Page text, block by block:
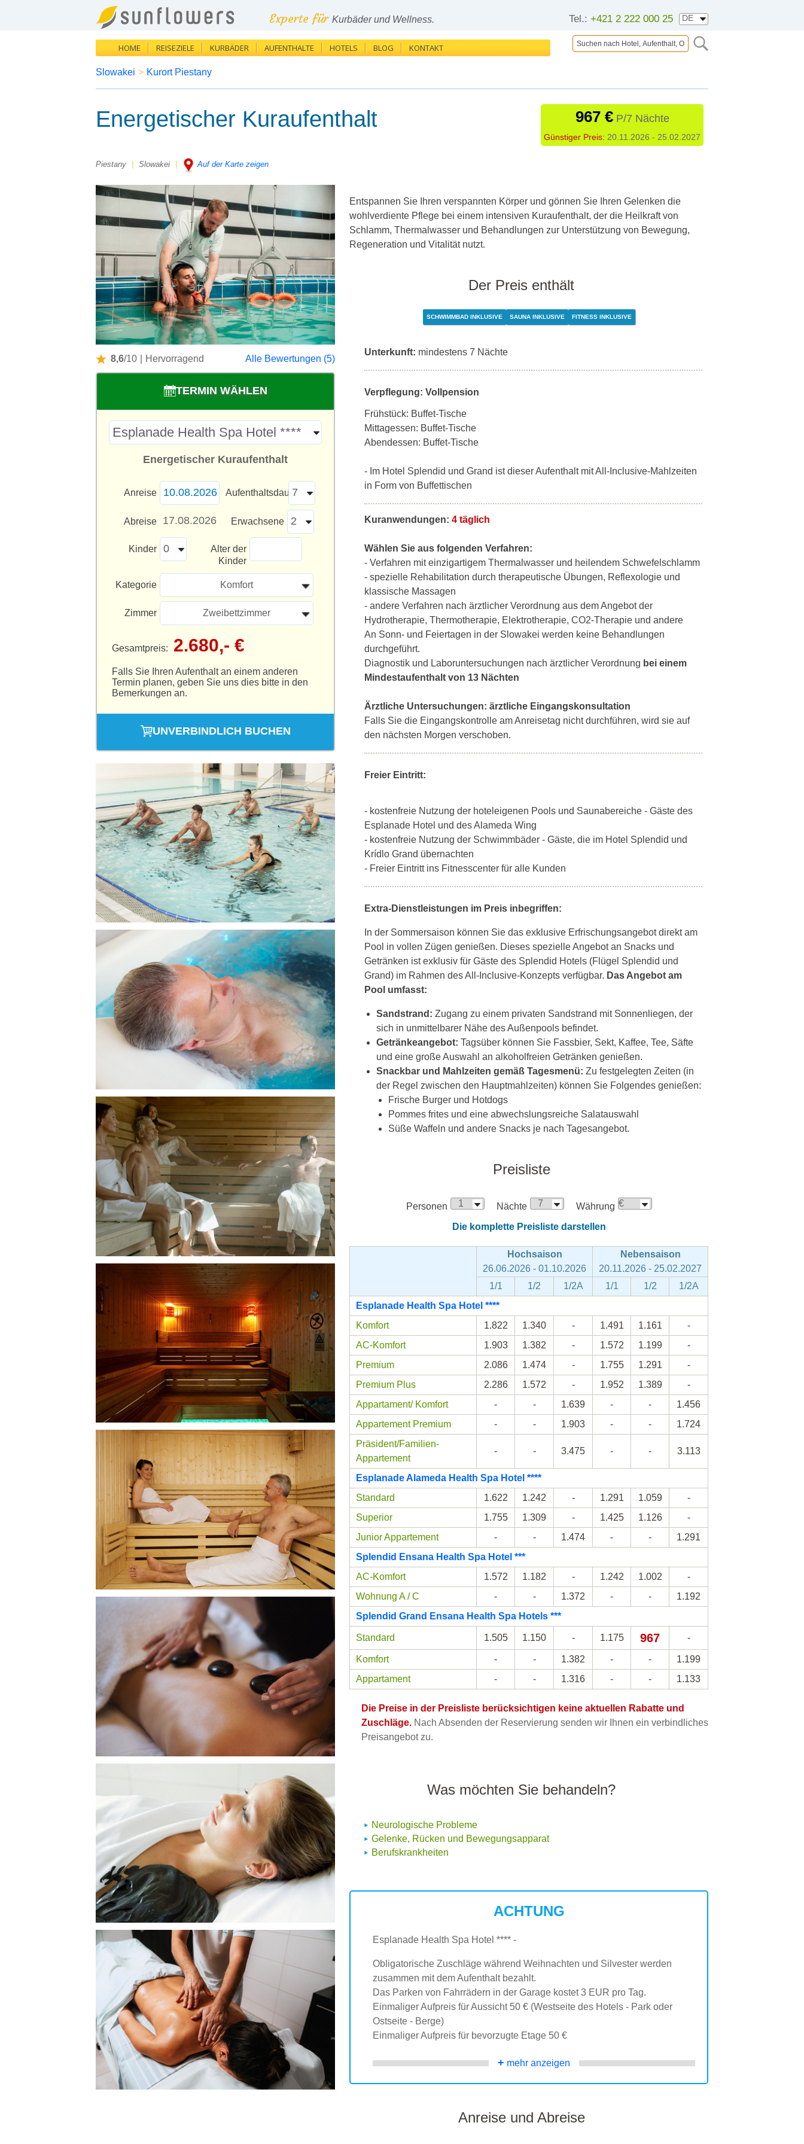
Tel.: +421 2 222 000 25
Experte für Kurbäder und Wellness.
HOME REISEZIELE KURBÄDER AUFENTHALTE HOTELS BLOG KONTAKT
Slowakei > Kurort Piestany
Energetischer Kuraufenthalt 967 €P/7 Nächte
Günstiger Preis: 20.11.2026 - 25.02.2027
Piestany Slowakei Auf der Karte zeigen
8,6/10 Hervorragend Alle Bewertungen (5)
TERMIN WÄHLEN
Energetischer Kuraufenthalt
Anreise Aufenthaltsdauer
Abreise Erwachsene
Kinder
Alter der
Kinder
Kategorie Komfort
Zimmer Zweibettzimmer
Gesamtpreis: 2.680,- €
Falls Sie Ihren Aufenthalt an einem anderen
Termin planen, geben Sie uns dies bitte in den
Bemerkungen an.
UNVERBINDLICH BUCHEN
Entspannen Sie Ihren verspannten Körper und gönnen Sie Ihren Gelenken die
wohlverdiente Pflege bei einem intensiven Kuraufenthalt, der die Heilkraft von
Schlamm, Thermalwasser und Behandlungen zur Unterstützung von Bewegung,
Regeneration und Vitalität nutzt.
Der Preis enthält
SCHWIMMBAD INKLUSIVE SAUNA INKLUSIVE FITNESS INKLUSIVE
Unterkunft: mindestens 7 Nächte
Verpflegung: Vollpension
Frühstück: Buffet-Tische
Mittagessen: Buffet-Tische
Abendessen: Buffet-Tische
- Im Hotel Splendid und Grand ist dieser Aufenthalt mit All-Inclusive-Mahlzeiten
in Form von Buffettischen
Kuranwendungen: 4 täglich
Wählen Sie aus folgenden Verfahren:
- Verfahren mit einzigartigem Thermalwasser und heilendem Schwefelschlamm
- spezielle Rehabilitation durch therapeutische Übungen, Reflexologie und
klassische Massagen
- andere Verfahren nach ärztlicher Verordnung aus dem Angebot der
Hydrotherapie, Thermotherapie, Elektrotherapie, CO2-Therapie und andere
An Sonn- und Feiertagen in der Slowakei werden keine Behandlungen
durchgeführt.
Diagnostik und Laboruntersuchungen nach ärztlicher Verordnung bei einem
Mindestaufenthalt von 13 Nächten
Ärztliche Untersuchungen: ärztliche Eingangskonsultation
Falls Sie die Eingangskontrolle am Anreisetag nicht durchführen, wird sie auf
den nächsten Morgen verschoben.
Freier Eintritt:
- kostenfreie Nutzung der hoteleigenen Pools und Saunabereiche - Gäste des
Esplanade Hotel und des Alameda Wing
- kostenfreie Nutzung der Schwimmbäder - Gäste, die im Hotel Splendid und
Krídlo Grand übernachten
- Freier Eintritt ins Fitnesscenter für alle Kunden
Extra-Dienstleistungen im Preis inbegriffen:
In der Sommersaison können Sie das exklusive Erfrischungsangebot direkt am
Pool in vollen Zügen genießen. Dieses spezielle Angebot an Snacks und
Getränken ist exklusiv für Gäste des Splendid Hotels (Flügel Splendid und
Grand) im Rahmen des All-Inclusive-Konzepts verfügbar. Das Angebot am
Pool umfasst:
Sandstrand: Zugang zu einem privaten Sandstrand mit Sonnenliegen, der
sich in unmittelbarer Nähe des Außenpools befindet.
Getränkeangebot: Tagsüber können Sie Fassbier, Sekt, Kaffee, Tee, Säfte
und eine große Auswahl an alkoholfreien Getränken genießen.
Snackbar und Mahlzeiten gemäß Tagesmenü: Zu festgelegten Zeiten (in
der Regel zwischen den Hauptmahlzeiten) können Sie Folgendes genießen:
Frische Burger und Hotdogs
Pommes frites und eine abwechslungsreiche Salatauswahl
Süße Waffeln und andere Snacks je nach Tagesangebot.
Preisliste
Personen Nächte
Währung
Die komplette Preisliste darstellen
Hochsaison
26.06.2026 - 01.10.2026
Nebensaison
20.11.2026 - 25.02.2027
1/1
1/2 1/2A 1/1 1/2
1/2A
Esplanade Health Spa Hotel ****
Komfort
1.822 1.340 - 1.491 1.161
-
AC-Komfort
1.903 1.382 - 1.572 1.199
-
Premium
2.086 1.474 - 1.755 1.291
-
Premium Plus
2.286 1.572 - 1.952 1.389
-
Appartament/ Komfort
- - 1.639 - -
1.456
Appartement Premium
- - 1.903 - -
1.724
Präsident/Familien-
Appartement
- - 3.475 - - 3.113
Esplanade Alameda Health Spa Hotel ****
Standard
1.622 1.242 - 1.291 1.059
-
Superior
1.755 1.309 - 1.425 1.126
-
Junior Appartement
- - 1.474 - -
1.291
Splendid Ensana Health Spa Hotel ***
AC-Komfort
1.572 1.182 - 1.242 1.002
-
Wohnung A / C
- - 1.372 - -
1.192
Splendid Grand Ensana Health Spa Hotels ***
Standard 1.505 1.150 - 1.175 967 -
Komfort - - 1.382 - -
1.199
Appartament
- - 1.316 - - 1.133
Die Preise in der Preisliste berücksichtigen keine aktuellen Rabatte und
Zuschläge. Nach Absenden der Reservierung senden wir Ihnen ein verbindliches
Preisangebot zu.
Was möchten Sie behandeln?
Neurologische Probleme
Gelenke, Rücken und Bewegungsapparat
Berufskrankheiten
ACHTUNG
Esplanade Health Spa Hotel **** -
Obligatorische Zuschläge während Weihnachten und Silvester werden
zusammen mit dem Aufenthalt bezahlt.
Das Parken von Fahrrädern in der Garage kostet 3 EUR pro Tag.
Einmaliger Aufpreis für Aussicht 50 € (Westseite des Hotels - Park oder
Ostseite - Berge)
Einmaliger Aufpreis für bevorzugte Etage 50 €
+ mehr anzeigen
Anreise und Abreise